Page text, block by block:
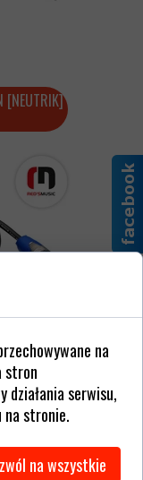
2PIN
[NEUTRIK]
na
stron
działania serwisu,
na stronie.
na wszystkie